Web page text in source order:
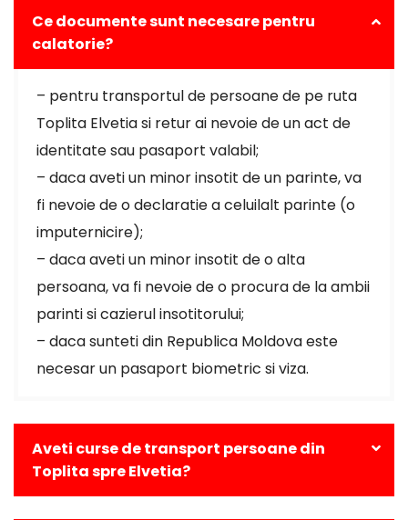
Ce documente sunt necesare pentru
calatorie?
– pentru transportul de persoane de pe ruta
Toplita Elvetia si retur ai nevoie de un act de
identitate sau pasaport valabil;
– daca aveti un minor insotit de un parinte, va
fi nevoie de o declaratie a celuilalt parinte (o
imputernicire);
– daca aveti un minor insotit de o alta
persoana, va fi nevoie de o procura de la ambii
parinti si cazierul insotitorului;
– daca sunteti din Republica Moldova este
necesar un pasaport biometric si viza.
Aveti curse de transport persoane din
Toplita spre Elvetia?